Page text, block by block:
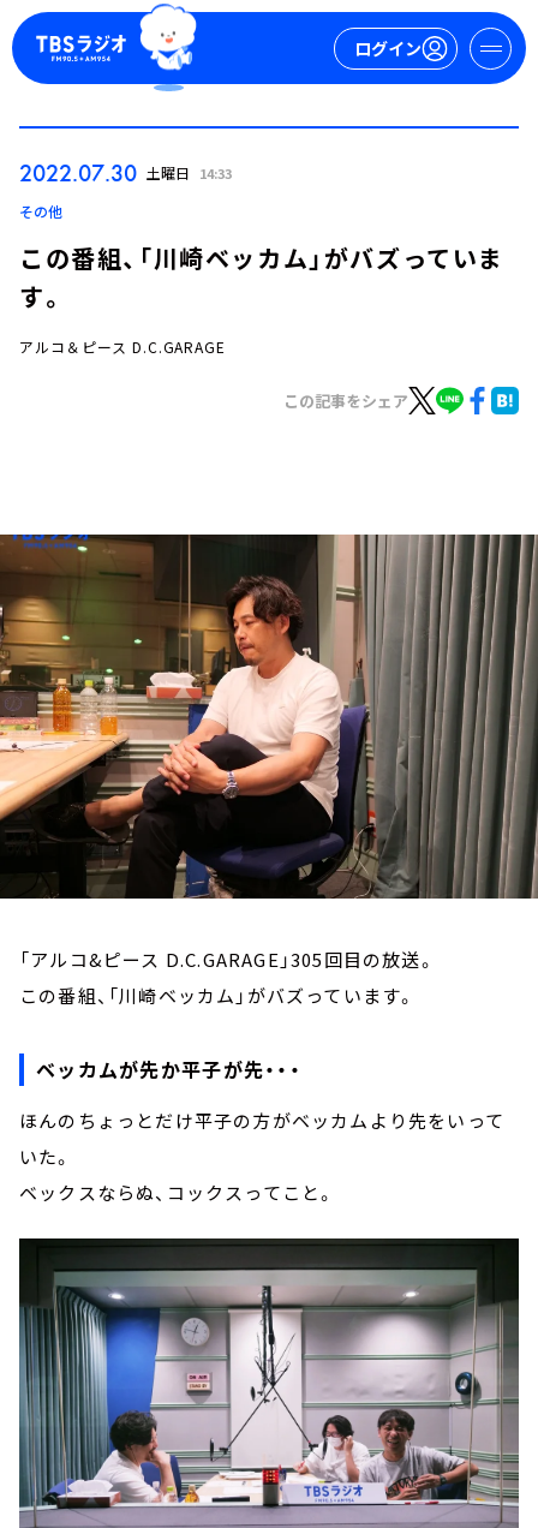
ログイン
お知らせ
イベント・グッズ
YouTube
会社情報
2022.07.30 土曜日 14:33
その他
この番組、「川崎ベッカム」がバズっていま
す。
アルコ＆ピース D.C.GARAGE
この記事をシェア
「アルコ&ピース D.C.GARAGE」305回目の放送。
この番組、「川崎ベッカム」がバズっています。
ベッカムが先か平子が先・・・
ほんのちょっとだけ平子の方がベッカムより先をいって
いた。
ベックスならぬ、コックスってこと。